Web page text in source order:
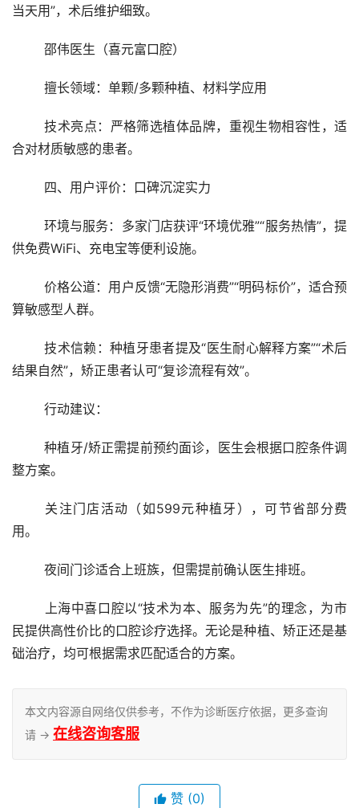
当天用”，术后维护细致。
	邵伟医生（喜元富口腔）
	擅长领域：单颗/多颗种植、材料学应用
	技术亮点：严格筛选植体品牌，重视生物相容性，适
合对材质敏感的患者。
	四、用户评价：口碑沉淀实力
	环境与服务：多家门店获评“环境优雅”“服务热情”，提
供免费WiFi、充电宝等便利设施。
	价格公道：用户反馈“无隐形消费”“明码标价”，适合预
算敏感型人群。
	技术信赖：种植牙患者提及“医生耐心解释方案”“术后
结果自然”，矫正患者认可“复诊流程有效”。
	行动建议：
	种植牙/矫正需提前预约面诊，医生会根据口腔条件调
整方案。
用。
	夜间门诊适合上班族，但需提前确认医生排班。
民提供高性价比的口腔诊疗选择。无论是种植、矫正还是基
础治疗，均可根据需求匹配适合的方案。
本文内容源自网络仅供参考，不作为诊断医疗依据，更多查询
请 → 在线咨询客服
赞 (0)